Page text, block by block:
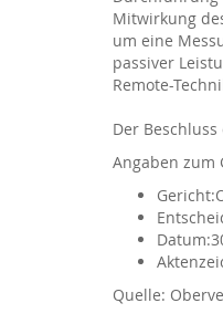
Mitwirkung
um eine
passiver
Remote-
Der
Angaben zum
Gericht:
Datum: